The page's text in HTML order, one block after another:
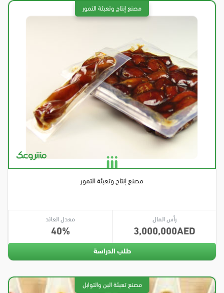
مصنع إنتاج وتعبئة التمور
رأس المال
3,000,000
معدل العائد
40
طلب الدراسة